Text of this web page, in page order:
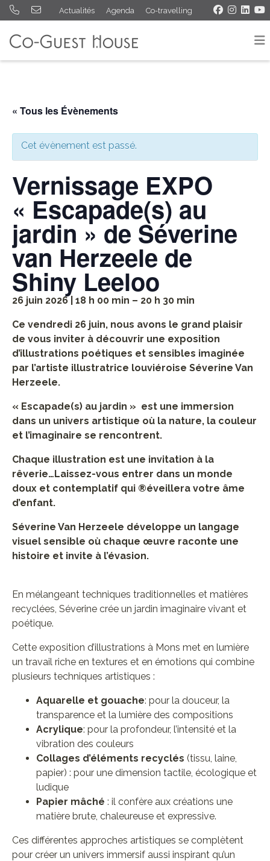
Actualités Agenda Co-travelling
« Tous les Évènements
Cet évènement est passé.
Vernissage EXPO
« Escapade(s) au
jardin » de Séverine
van Herzeele de
Shiny Leeloo
26 juin 2026 | 18 h 00 min – 20 h 30 min
Ce vendredi 26 juin, nous avons le grand plaisir
de vous inviter à découvrir une exposition
d’illustrations poétiques et sensibles imaginée
par l’artiste illustratrice louviéroise Séverine Van
Herzeele.
« Escapade(s) au jardin » est une immersion
dans un univers artistique où la nature, la couleur
et l’imaginaire se rencontrent.
Chaque illustration est une invitation à la
rêverie…Laissez-vous entrer dans un monde
doux et contemplatif qui ®éveillera votre âme
d’enfant.
Séverine Van Herzeele développe un langage
visuel sensible où chaque œuvre raconte une
histoire et invite à l’évasion.
En mélangeant techniques traditionnelles et matières
recyclées, Séverine crée un jardin imaginaire vivant et
poétique.
Cette exposition d’illustrations à Mons met en lumière
un travail riche en textures et en émotions qui combine
plusieurs techniques artistiques :
Aquarelle et gouache: pour la douceur, la
transparence et la lumière des compositions
Acrylique: pour la profondeur, l’intensité et la
vibration des couleurs
Collages d’éléments recyclés (tissu, laine,
papier) : pour une dimension tactile, écologique et
ludique
Papier mâché : il confère aux créations une
matière brute, chaleureuse et expressive.
Ces différentes approches artistiques se complètent
pour créer un univers immersif aussi inspirant qu’un